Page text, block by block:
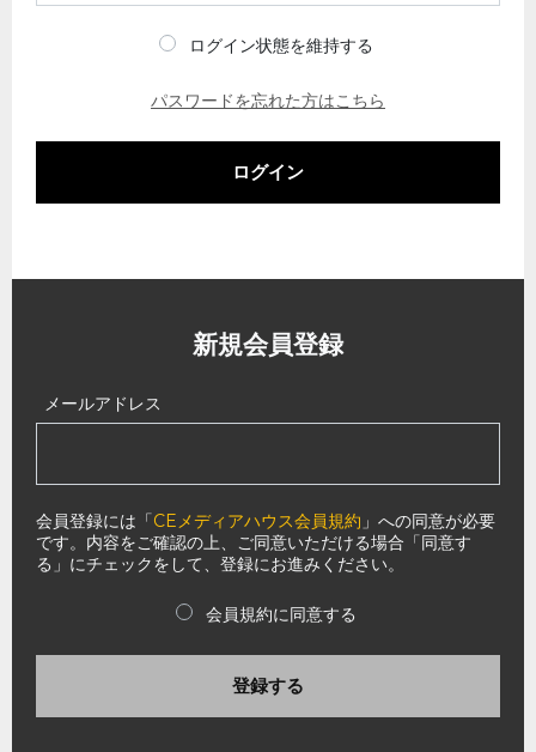
ログイン状態を維持する
パスワードを忘れた方はこちら
ログイン
新規会員登録
メールアドレス
会員登録には「CEメディアハウス会員規約 」への同意が必要
です。内容をご確認の上、ご同意いただける場合「同意す
る」にチェックをして、登録にお進みください。
会員規約に同意する
登録する